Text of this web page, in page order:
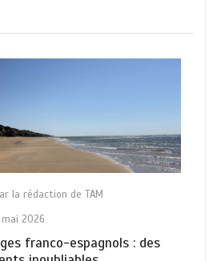
la rédaction de TAM
2026
frаnсо-еѕраgnоlѕ : dеѕ